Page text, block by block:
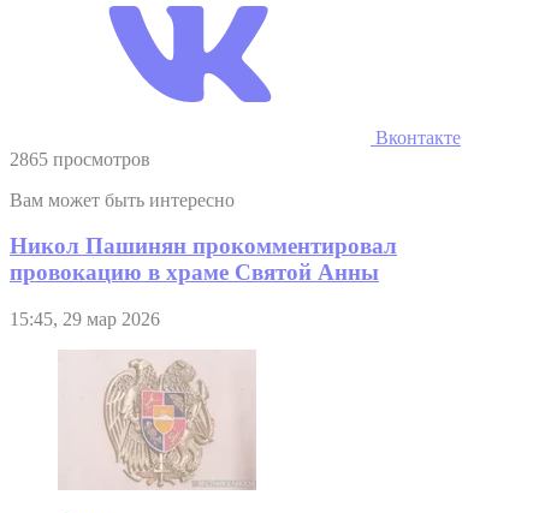
Вконтакте
2865 просмотров
Вам может быть интересно
Никол Пашинян прокомментировал
провокацию в храме Святой Анны
15:45, 29 мар 2026